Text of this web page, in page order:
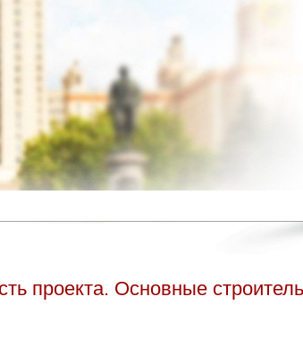
проекта. Основные